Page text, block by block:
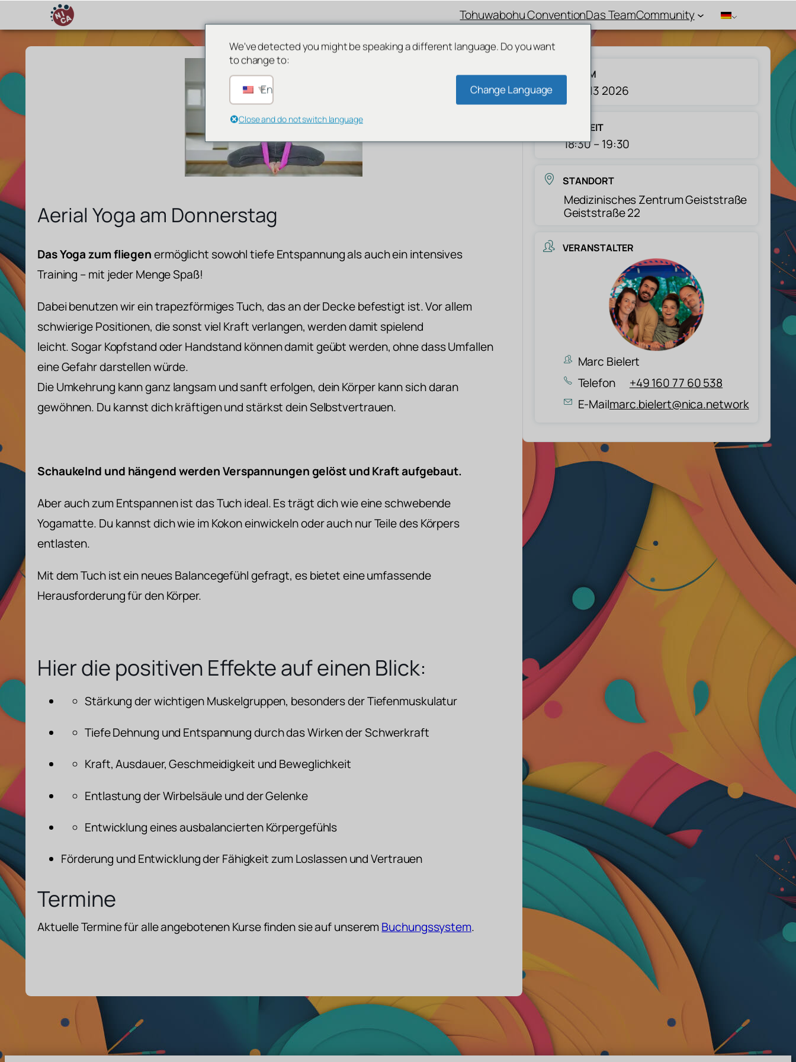
Tohuwabohu ConventionDas TeamCommunity
Aerial Yoga am Donnerstag
Das Yoga zum fliegenermöglicht sowohl tiefe Entspannung als auch ein intensives
Training – mit jeder Menge Spaß!
Dabei benutzen wir ein trapezförmiges Tuch, das an der Decke befestigt ist. Vor allem
schwierige Positionen, die sonst viel Kraft verlangen, werden damit spielend
leicht. Sogar Kopfstand oder Handstand können damit geübt werden, ohne dass Umfallen
eine Gefahr darstellen würde.
Die Umkehrung kann ganz langsam und sanft erfolgen, dein Körper kann sich daran
gewöhnen. Du kannst dich kräftigen und stärkst dein Selbstvertrauen.
Schaukelnd und hängend werden Verspannungen gelöst und Kraft aufgebaut.
Aber auch zum Entspannen ist das Tuch ideal. Es trägt dich wie eine schwebende
Yogamatte. Du kannst dich wie im Kokon einwickeln oder auch nur Teile des Körpers
entlasten.
Mit dem Tuch ist ein neues Balancegefühl gefragt, es bietet eine umfassende
Herausforderung für den Körper.
Hier die positiven Effekte auf einen Blick:
Stärkung der wichtigen Muskelgruppen, besonders der Tiefenmuskulatur
Tiefe Dehnung und Entspannung durch das Wirken der Schwerkraft
Kraft, Ausdauer, Geschmeidigkeit und Beweglichkeit
Entlastung der Wirbelsäule und der Gelenke
Entwicklung eines ausbalancierten Körpergefühls
Förderung und Entwicklung der Fähigkeit zum Loslassen und Vertrauen
Termine
Aktuelle Termine für alle angebotenen Kurse finden sie auf unseremBuchungssystem.
DATUM
Aug. 13 2026
UHRZEIT
18:30 – 19:30
STANDORT
Medizinisches Zentrum Geiststraße
Geiststraße 22
VERANSTALTER
Marc Bielert
Telefon
+49 160 77 60 538
E-Mailmarc.bielert@nica.network
We've detected you might be speaking a different language. Do you want
to change to:
English Change Language
Close and do not switch language